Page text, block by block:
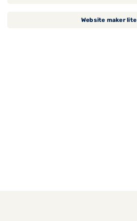
Website maker lite